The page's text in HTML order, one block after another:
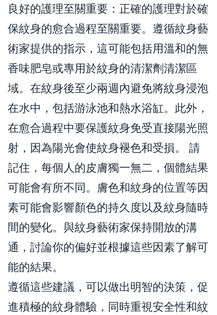
良好的護理至關重要：正確的護理對於確
保紋身的愈合過程至關重要。遵循紋身藝
術家提供的指示，這可能包括用溫和的無
香味肥皂或專用於紋身的清潔劑清潔區
域。在紋身後至少兩週內避免將紋身浸泡
在水中，包括游泳池和熱水浴缸。此外，
在愈合過程中要保護紋身免受直接陽光照
射，因為陽光會使紋身褪色和受損。 請
記住，每個人的皮膚獨一無二，個體結果
可能會有所不同。膚色和紋身的位置等因
素可能會影響顏色的持久度以及紋身隨時
間的變化。與紋身藝術家保持開放的溝
通，討論你的偏好並根據這些因素了解可
能的結果。
遵循這些建議，可以做出明智的決策，促
進積極的紋身體驗，同時重視安全性和紋